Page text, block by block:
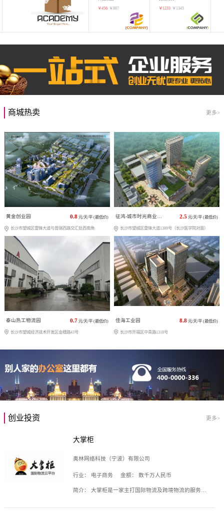
￥456 ￥887 ￥ 1233 ￥ 1345
商城热卖 更多>
黄金创业园 0.8 元/天/平 (最低价)
长沙市望城区雷锋大道与普瑞西路交汇处西南角
征鸿-城市时光商业广场 2.5 元/天/平 (最低价)
长沙市望城区雷锋大道1389号（长沙医学院对面）
泰山热工物流园 0.7 元/天/平 (最低价)
长沙市望城经济技术开发区金穗路43号
佳海工业园 8.8 元/天/平 (最低价)
长沙市开福区中青路1318号
创业投资 更多>
大掌柜
奥林网络科技（宁波）有限公司
行业： 电子商务 金额： 数千万人民币
简介： 大掌柜是一家主打国际物流及跨境物流的服务云平台，致力于帮助全球国际物流企业在互联网上建立自己的平台，核心产品包括运价通、生意通、业务通、订舱通、招财通等，奥林网络科技（宁波）有限公司旗下产品。